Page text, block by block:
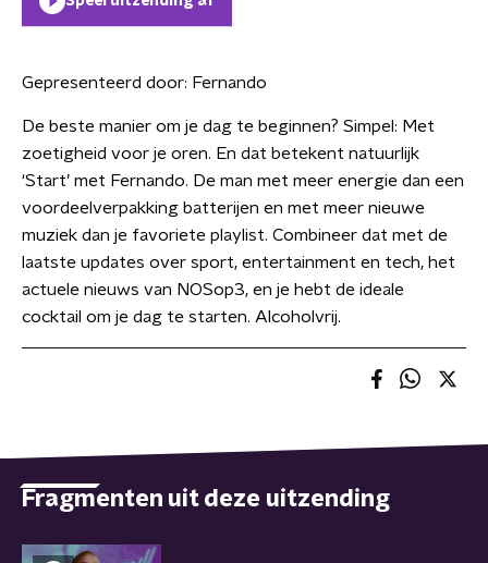
Gepresenteerd door: Fernando
De beste manier om je dag te beginnen? Simpel: Met
zoetigheid voor je oren. En dat betekent natuurlijk
‘Start’ met Fernando. De man met meer energie dan een
voordeelverpakking batterijen en met meer nieuwe
muziek dan je favoriete playlist. Combineer dat met de
laatste updates over sport, entertainment en tech, het
actuele nieuws van NOSop3, en je hebt de ideale
cocktail om je dag te starten. Alcoholvrij.
Fragmenten uit deze uitzending